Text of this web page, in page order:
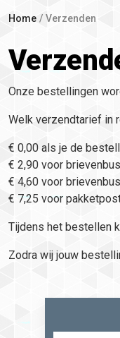
Home Verzenden
Onze bestellingen
Welk verzendtarief in
€ 0,00 als je de
€ 2,90 voor
€ 4,60 voor
€ 7,25 voor
Tijdens het bestellen
Zodra wij jouw